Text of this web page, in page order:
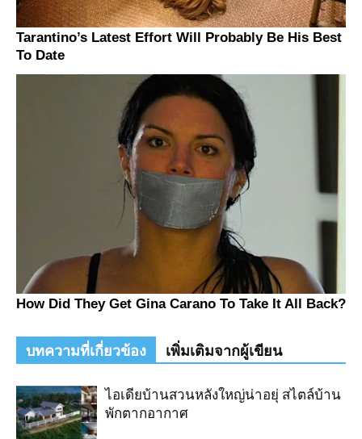
บทความที่เกี่ยวข้อง เพิ่มเติมจากผู้เขียน
ไอเดียบ้านสวนหลังใหญ่น่าอยุ่ สไตล์บ้าน
พักตากอากาศ